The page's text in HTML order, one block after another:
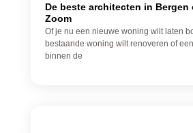
De beste architecten in Bergen
Zoom
Of je nu een nieuwe woning wilt laten
bestaande woning wilt renoveren of
binnen de